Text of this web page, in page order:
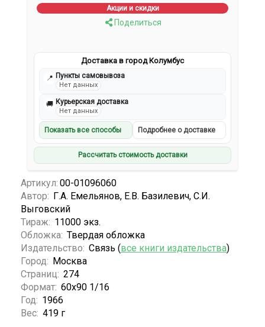
Акции и скидки
Поделиться
Доставка в город Колумбус
📍 Пункты самовывоза
Нет данных
🚚 Курьерская доставка
Нет данных
Показать все способы Подробнее о доставке
Рассчитать стоимость доставки
Артикул: 00-01096060
Автор: Г.А. Емельянов, Е.В. Базилевич, С.И.
Выговский
Тираж: 11000 экз.
Обложка: Твердая обложка
Издательство: Связь (все книги издательства)
Город: Москва
Страниц: 274
Формат: 60х90 1/16
Год: 1966
Вес: 419 г